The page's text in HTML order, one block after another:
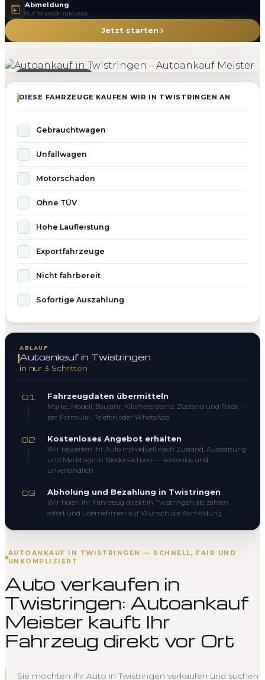
Abmeldung
Auf Wunsch inklusive
Jetzt starten
AUTOANKAUF IN TWISTRINGEN — SCHNELL, FAIR UND
UNKOMPLIZIERT
Auto verkaufen in
Twistringen: Autoankauf
Meister kauft Ihr
Fahrzeug direkt vor Ort
Sie möchten Ihr Auto in Twistringen verkaufen und suchen
DIESE FAHRZEUGE KAUFEN WIR IN TWISTRINGEN AN
Gebrauchtwagen
Unfallwagen
Motorschaden
Ohne TÜV
Hohe Laufleistung
Exportfahrzeuge
Nicht fahrbereit
Sofortige Auszahlung
ABLAUF
Autoankauf in Twistringen
in nur 3 Schritten
01 Fahrzeugdaten übermitteln
Marke, Modell, Baujahr, Kilometerstand, Zustand und Fotos —
per Formular, Telefon oder WhatsApp
02 Kostenloses Angebot erhalten
Wir bewerten Ihr Auto individuell nach Zustand, Ausstattung
und Marktlage in Niedersachsen — kostenlos und
unverbindlich
03 Abholung und Bezahlung in Twistringen
Wir holen Ihr Fahrzeug direkt in Twistringen ab, zahlen
sofort und übernehmen auf Wunsch die Abmeldung